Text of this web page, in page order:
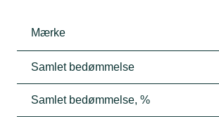
Mærke
Samlet bedømmelse
Samlet bedømmelse, %